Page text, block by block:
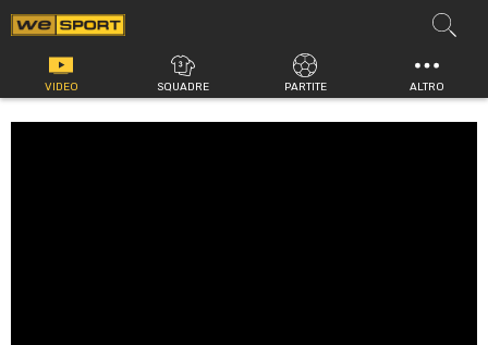
Vai
al
contenuto
VIDEO SQUADRE PARTITE ALTRO